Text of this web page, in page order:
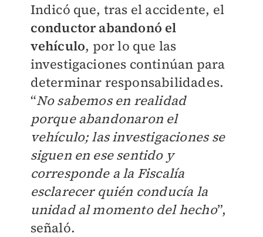
Indicó que, tras el accidente, el
conductor abandonó el
vehículo, por lo que las
investigaciones continúan para
determinar responsabilidades.
“No sabemos en realidad
porque abandonaron el
vehículo; las investigaciones se
siguen en ese sentido y
corresponde a la Fiscalía
esclarecer quién conducía la
unidad al momento del hecho”,
señaló.